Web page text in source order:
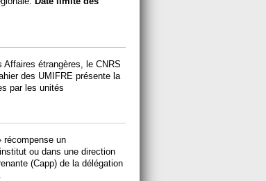
Affaires étrangères, le CNRS
des UMIFRE présente la
par les unités
un
ou dans une direction
(Capp) de la délégation